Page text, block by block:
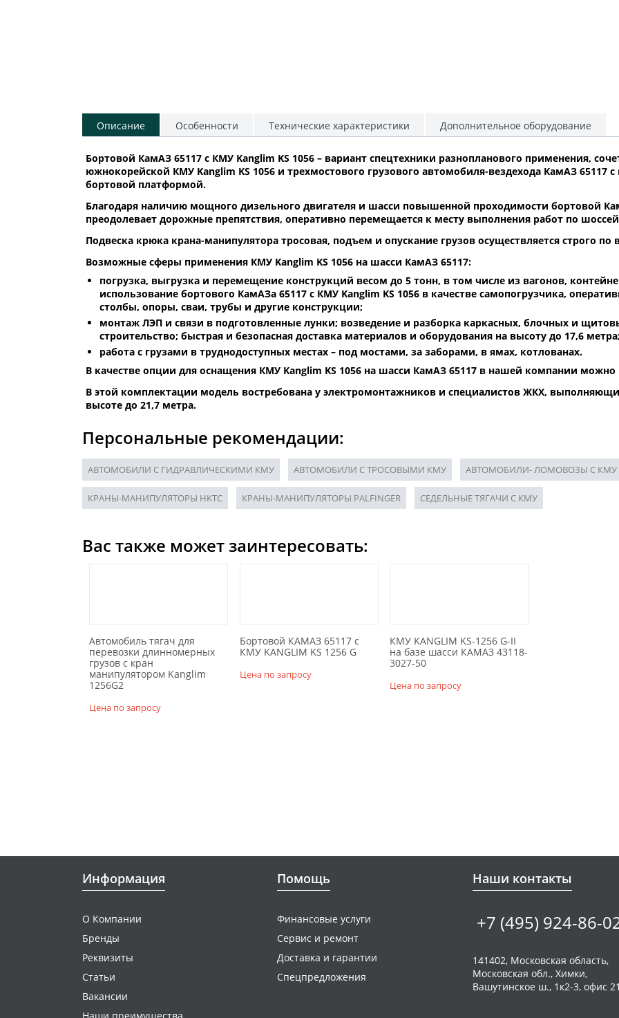
Описание Особенности Технические характеристики Дополнительное оборудование
Бортовой КамАЗ 65117 с КМУ Kanglim KS 1056 – вариант спецтехники разнопланового применения,
южнокорейской КМУ Kanglim KS 1056 и трехмостового грузового автомобиля-вездехода КамАЗ 65117
бортовой платформой.
Благодаря наличию мощного дизельного двигателя и шасси повышенной проходимости бортовой
преодолевает дорожные препятствия, оперативно перемещается к месту выполнения работ по
Подвеска крюка крана-манипулятора тросовая, подъем и опускание грузов осуществляется строго по
Возможные сферы применения КМУ Kanglim KS 1056 на шасси КамАЗ 65117:
погрузка, выгрузка и перемещение конструкций весом до 5 тонн, в том числе из вагонов,
использование бортового КамАЗа 65117 с КМУ Kanglim KS 1056 в качестве самопогрузчика,
столбы, опоры, сваи, трубы и другие конструкции;
монтаж ЛЭП и связи в подготовленные лунки; возведение и разборка каркасных, блочных и
строительство; быстрая и безопасная доставка материалов и оборудования на высоту до 17,6
работа с грузами в труднодоступных местах – под мостами, за заборами, в ямах, котлованах.
В качестве опции для оснащения КМУ Kanglim KS 1056 на шасси КамАЗ 65117 в нашей компании
В этой комплектации модель востребована у электромонтажников и специалистов ЖКХ,
высоте до 21,7 метра.
Персональные рекомендации:
АВТОМОБИЛИ С ГИДРАВЛИЧЕСКИМИ КМУ АВТОМОБИЛИ С ТРОСОВЫМИ КМУ АВТОМОБИЛИ- ЛОМОВОЗЫ С КМУ
КРАНЫ-МАНИПУЛЯТОРЫ HKTC КРАНЫ-МАНИПУЛЯТОРЫ PALFINGER СЕДЕЛЬНЫЕ ТЯГАЧИ С КМУ
Вас также может заинтересовать:
Автомобиль тягач для
перевозки длинномерных
грузов с кран
манипулятором Kanglim
1256G2
Цена по запросу
Бортовой КАМАЗ 65117 с
КМУ KANGLIM KS 1256 G
Цена по запросу
КМУ KANGLIM KS-1256 G-II
на базе шасси КАМАЗ 43118-
3027-50
Цена по запросу
Информация
О Компании
Бренды
Реквизиты
Статьи
Вакансии
Помощь
Финансовые услуги
Сервис и ремонт
Доставка и гарантии
Спецпредложения
Наши контакты
+7 (495) 924-86-
141402, Московская область,
Московская обл., Химки,
Вашутинское ш., 1к2-3, офис